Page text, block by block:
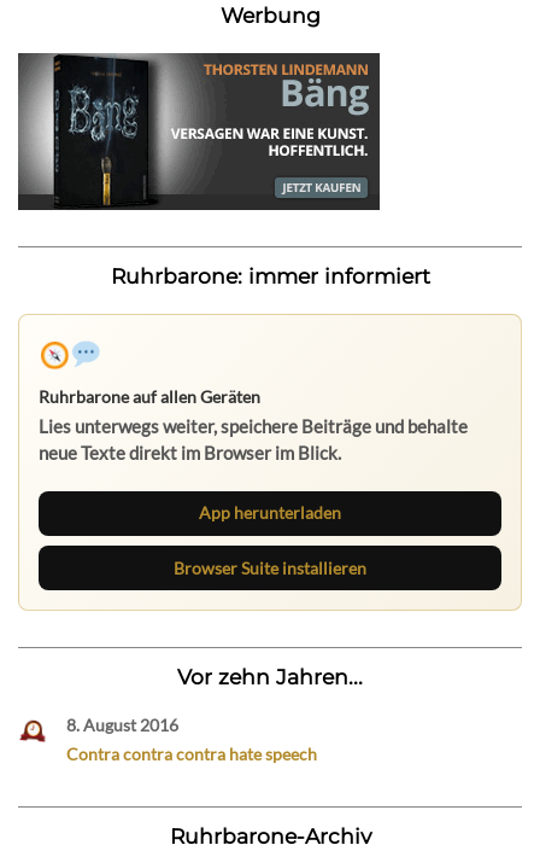
Werbung
Ruhrbarone: immer informiert
Ruhrbarone auf allen Geräten
Lies unterwegs weiter, speichere Beiträge und behalte
neue Texte direkt im Browser im Blick.
App herunterladen
Browser Suite installieren
Vor zehn Jahren...
8. August 2016
Contra contra contra hate speech
Ruhrbarone-Archiv